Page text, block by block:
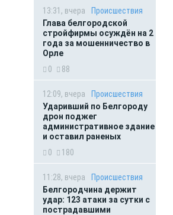
13:31, вчера
Происшествия
Глава белгородской
стройфирмы осуждён на 2
года за мошенничество в
Орле
0
88
12:09, вчера
Происшествия
Ударивший по Белгороду
дрон поджег
административное здание
и оставил раненых
0
180
11:28, вчера
Происшествия
Белгородчина держит
удар: 123 атаки за сутки с
пострадавшими